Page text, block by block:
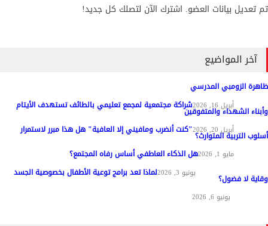
تم تعديل بيانات العضو. اشترك الآن لتصلك كل جديد!
آخر المواضيع
ظاهرة الزومبي المدرسي
مواد عامة أبريل 16, 2026 شراكة مجتمعية لمجمع تعليمي بالطائف تستهدف الأيتاموأبناء الشهداء والمتفوقين
مواد عامة أبريل 20, 2026 "كنت أنضرب ومافيني إلا العافية" هل هذا مبرر لاستمرار أسلوب التربية المتوارث؟
مايو 1, 2026 هل الذكاء العاطفي أساس رفاه المجتمع؟
المناهج وطرق التدريس يونيو 3, 2026 لماذا تعد برامج توعية الأطفال بخصوصية الجسد وقاية لا فضول؟
يونيو 6, 2026